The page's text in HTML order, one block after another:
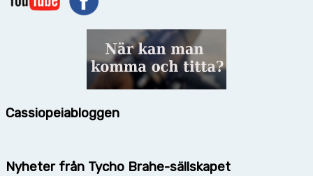
Cassiopeiabloggen
Nyheter från Tycho Brahe-sällskapet